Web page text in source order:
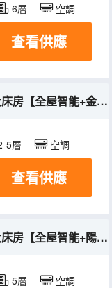
6層 空調
電視機 冰箱
查看供應
漫覓野·舒適大床房【全屋智能+金可兒深睡床墊】
5層 空調
電視機 冰箱
查看供應
落晚風·輕奢大床房【全屋智能+陽台+金可兒深睡床墊】
5層 空調